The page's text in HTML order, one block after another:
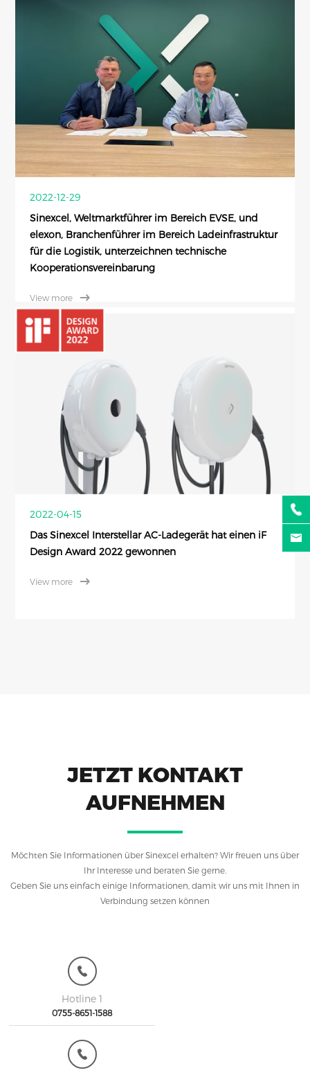
2022-12-29
Sinexcel, Weltmarktführer im Bereich EVSE, und
elexon, Branchenführer im Bereich Ladeinfrastruktur
für die Logistik, unterzeichnen technische
Kooperationsvereinbarung
View more
2022-04-15
Das Sinexcel Interstellar AC-Ladegerät hat einen iF
Design Award 2022 gewonnen
View more
JETZT KONTAKT
AUFNEHMEN
Möchten Sie Informationen über Sinexcel erhalten? Wir freuen uns über
Ihr Interesse und beraten Sie gerne.
Geben Sie uns einfach einige Informationen, damit wir uns mit Ihnen in
Verbindung setzen können
Hotline 1
0755-8651-1588